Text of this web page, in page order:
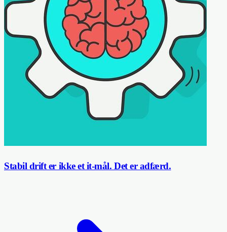
Stabil drift er ikke et it-mål. Det er adfærd.